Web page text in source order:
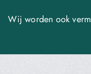
Wij worden ook